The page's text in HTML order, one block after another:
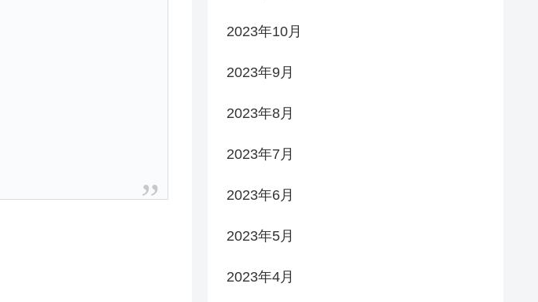
2023年10月
2023年9月
2023年8月
2023年7月
2023年6月
2023年5月
2023年4月